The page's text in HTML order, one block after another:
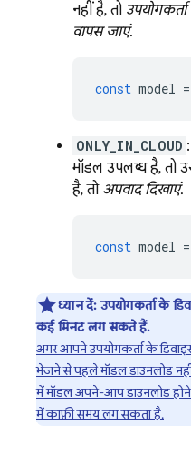
नहीं है, तो
वापस जाएं.
const model =
ONLY_IN_CLOUD
मॉडल उपलब्ध है, तो
है, तो अपवाद दिखाएं.
const model =
ध्यान दें: उपयोगकर्ता के
कई मिनट लग सकते हैं.
अगर आपने उपयोगकर्ता के
भेजने से पहले मॉडल डाउनलोड
में मॉडल अपने-आप डाउनलोड
में काफ़ी समय लग सकता है.